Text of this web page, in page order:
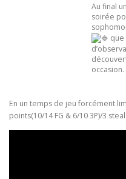
Au final
soirée
que
occasion.
En un temps de jeu forcément
points(10/14 FG & 6/10 3P)/3